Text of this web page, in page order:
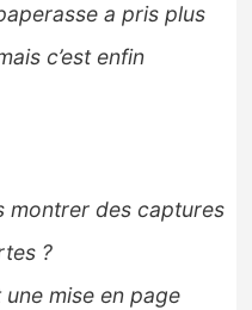
a pris plus
c’est enfin
montrer des captures
?
une mise en page